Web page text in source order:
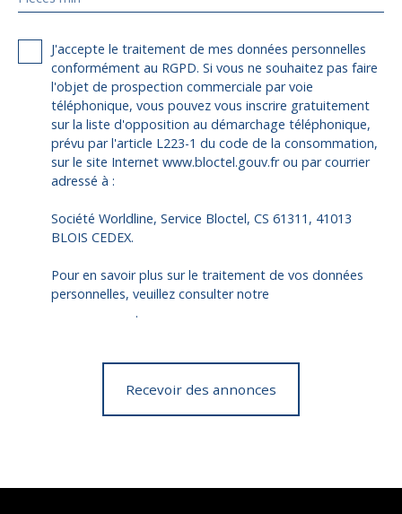
J'accepte le traitement de mes données personnelles
conformément au RGPD. Si vous ne souhaitez pas faire
l'objet de prospection commerciale par voie
téléphonique, vous pouvez vous inscrire gratuitement
sur la liste d'opposition au démarchage téléphonique,
prévu par l'article L223-1 du code de la consommation,
sur le site Internet www.bloctel.gouv.fr ou par courrier
adressé à :
Société Worldline, Service Bloctel, CS 61311, 41013
BLOIS CEDEX.
Pour en savoir plus sur le traitement de vos données
personnelles, veuillez consulter notre
.
Recevoir des annonces